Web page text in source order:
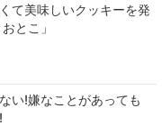
て美味しいクッキーを発
とこ」
い!嫌なことがあっても